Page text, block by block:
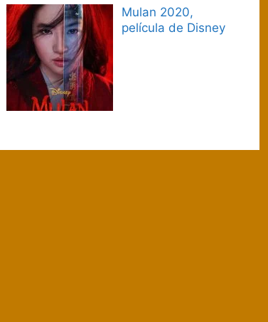
Mulan 2020,
película de Disney